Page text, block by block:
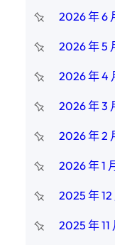
2026 年 6
2026 年 5
2026 年 4
2026 年 3
2026 年 2
2026 年 1
2025 年 12
2025 年 11